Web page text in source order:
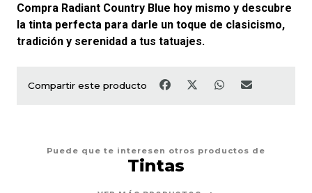
Compra Radiant Country Blue hoy mismo y descubre
la tinta perfecta para darle un toque de clasicismo,
tradición y serenidad a tus tatuajes.
Compartir este producto
Puede que te interesen otros productos de
Tintas